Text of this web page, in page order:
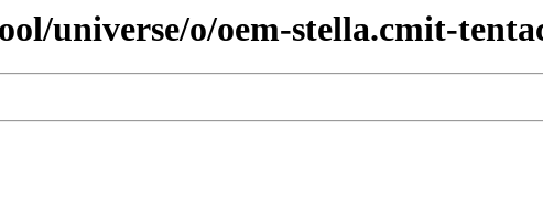
universe/o/oem-stella.cmit-